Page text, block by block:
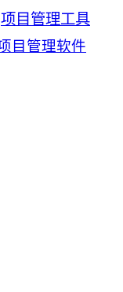
项目管理工具
目管理软件